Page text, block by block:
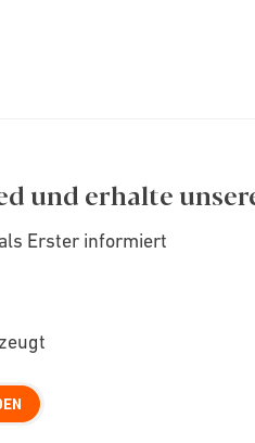
und erhalte
Erster informiert